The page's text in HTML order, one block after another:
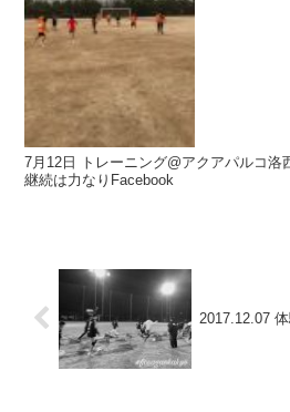
7月12日 トレーニング@アクアパルコ洛
継続は力なりFacebook